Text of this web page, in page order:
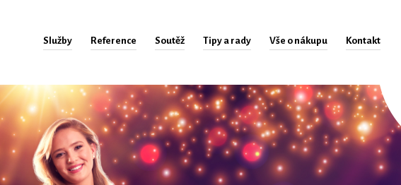
Služby Reference Soutěž Tipy a rady Vše o nákupu Kontakt